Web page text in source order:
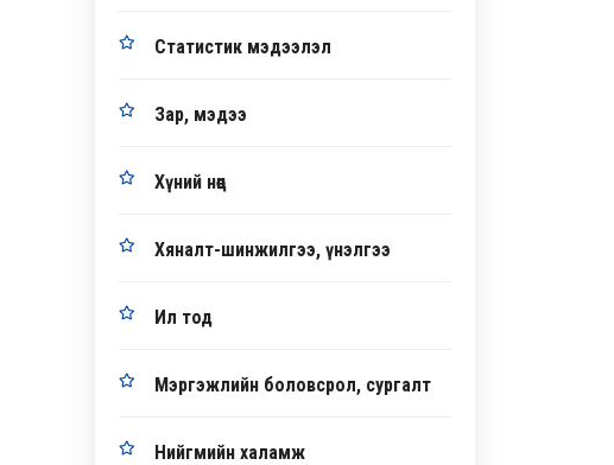
Статистик мэдээлэл
Зар, мэдээ
Хүний нөөц
Хяналт-шинжилгээ, үнэлгээ
Ил тод
Мэргэжлийн боловсрол, сургалт
Нийгмийн халамж